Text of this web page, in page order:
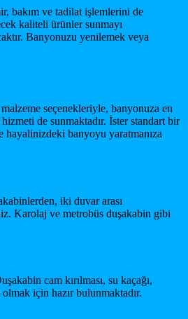
bakım ve tadilat işlemlerini de
kaliteli ürünler sunmayı
Banyonuzu yenilemek veya
seçenekleriyle, banyonuza en
de sunmaktadır. İster standart bir
hayalinizdeki banyoyu yaratmanıza
iki duvar arası
Karolaj ve metrobüs duşakabin gibi
cam kırılması, su kaçağı,
için hazır bulunmaktadır.